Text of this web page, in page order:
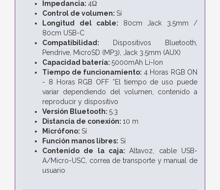
Impedancia: 4Ω
Control de volumen: Sí
Longitud del cable: 80cm Jack 3.5mm /
80cm USB-C
Compatibilidad:
Dispositivos Bluetooth,
Pendrive, MicroSD (MP3), Jack 3.5mm (AUX)
Capacidad batería: 5000mAh Li-Ion
Tiempo de funcionamiento: 4 Horas RGB ON
- 8 Horas RGB OFF *El tiempo de uso puede
variar dependiendo del volumen, contenido a
reproducir y dispositivo
Versión Bluetooth: 5.3
Distancia de conexión: 10 m
Micrófono: Sí
Función manos libres: Sí
Contenido de la caja:Altavoz, cable USB-
A/Micro-USC, correa de transporte y manual de
usuario